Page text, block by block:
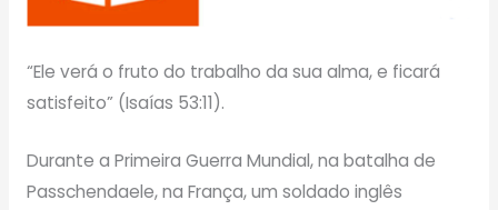
“Ele verá o fruto do trabalho da sua alma, e ficará
satisfeito” (Isaías 53:11).
Durante a Primeira Guerra Mundial, na batalha de
Passchendaele, na França, um soldado inglês